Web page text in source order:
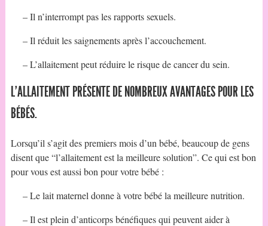
– Il n’interrompt pas les rapports sexuels.
– Il réduit les saignements après l’accouchement.
– L’allaitement peut réduire le risque de cancer du sein.
L’ALLAITEMENT PRÉSENTE DE NOMBREUX AVANTAGES POUR LES
BÉBÉS.
Lorsqu’il s’agit des premiers mois d’un bébé, beaucoup de gens
disent que “l’allaitement est la meilleure solution”. Ce qui est bon
pour vous est aussi bon pour votre bébé :
– Le lait maternel donne à votre bébé la meilleure nutrition.
– Il est plein d’anticorps bénéfiques qui peuvent aider à